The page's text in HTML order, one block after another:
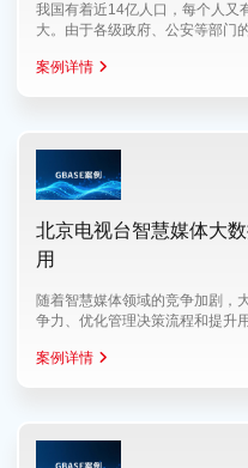
我国有着近14亿人口，每个人又
大。由于各级政府、公安等部门
案例详情
北京电视台智慧媒体大
用
随着智慧媒体领域的竞争加剧，
争力、优化管理决策流程和提升
案例详情